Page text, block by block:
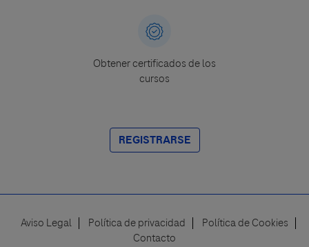
Obtener certificados de los
cursos
REGISTRARSE
Aviso Legal Política de privacidad
Política de Cookies
Contacto